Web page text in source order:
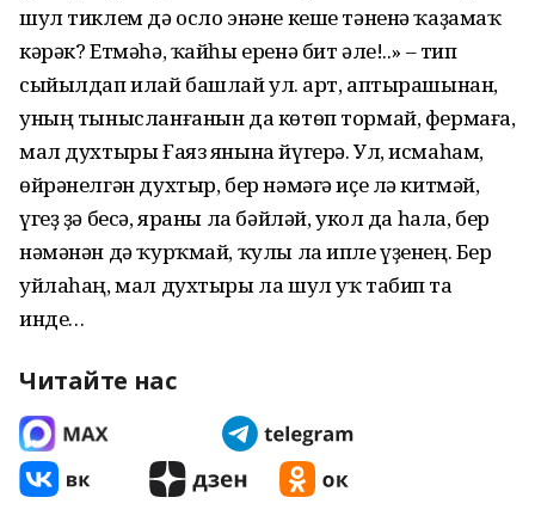
шул тиклем дә осло энәне кеше тәненә ҡаҙамаҡ
кәрәк? Етмәһә, ҡайһы еренә бит әле!..» – тип
сыйылдап илай башлай ул. Ҡарт, аптырашынан,
уның тынысланғанын да көтөп тормай, фермаға,
мал духтыры Ғаяз янына йүгерә. Ул, исмаһам,
өйрәнелгән духтыр, бер нәмәгә иҫе лә китмәй,
үгеҙ ҙә бесә, яраны ла бәйләй, укол да һала, бер
нәмәнән дә ҡурҡмай, ҡулы ла ипле үҙенең. Бер
уйлаһаң, мал духтыры ла шул уҡ табип та
инде…
Читайте нас